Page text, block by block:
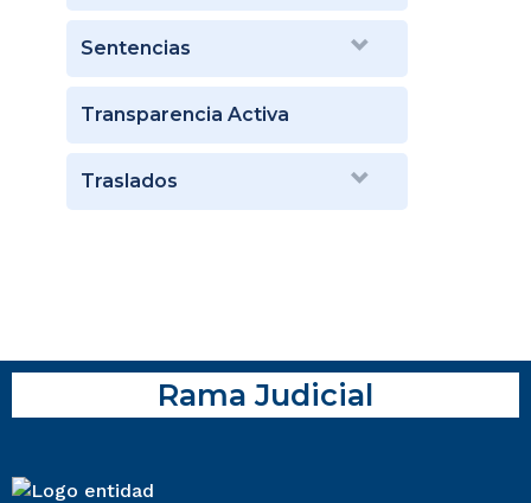
Sentencias
Transparencia Activa
Traslados
Rama Judicial